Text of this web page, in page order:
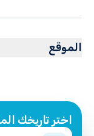
Snacks
fitness levels
الموقع
اختر تاريخك